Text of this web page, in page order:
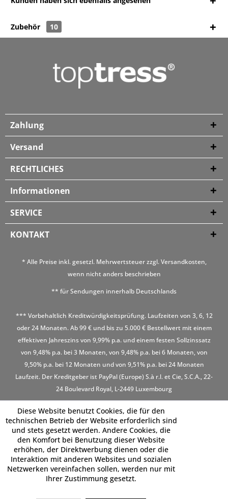
Zubehör 10
Zahlung
Versand
RECHTLICHES
Informationen
SERVICE
KONTAKT
* Alle Preise inkl. gesetzl. Mehrwertsteuer zzgl.Versandkosten,
wenn nicht anders beschrieben
** für Sendungen innerhalb Deutschlands
*** Vorbehaltlich Kreditwürdigkeitsprüfung. Laufzeiten von 3, 6, 12
oder 24 Monaten. Ab 99 € und bis zu 5.000 € Bestellwert mit einem
effektiven Jahreszins von 9,99% p.a. und einem festen Sollzinssatz
von 9,48% p.a. bei 3 Monaten, von 9,48% p.a. bei 6 Monaten, von
9,50% p.a. bei 12 Monaten und von 9,51% p.a. bei 24 Monaten
Laufzeit. Der Kreditgeber ist PayPal (Europe) S.à r.l. et Cie, S.C.A., 22-
24 Boulevard Royal, L-2449 Luxembourg
Diese Website benutzt Cookies, die für den
technischen Betrieb der Website erforderlich sind
und stets gesetzt werden. Andere Cookies, die
den Komfort bei Benutzung dieser Website
erhöhen, der Direktwerbung dienen oder die
Interaktion mit anderen Websites und sozialen
Netzwerken vereinfachen sollen, werden nur mit
Ihrer Zustimmung gesetzt.